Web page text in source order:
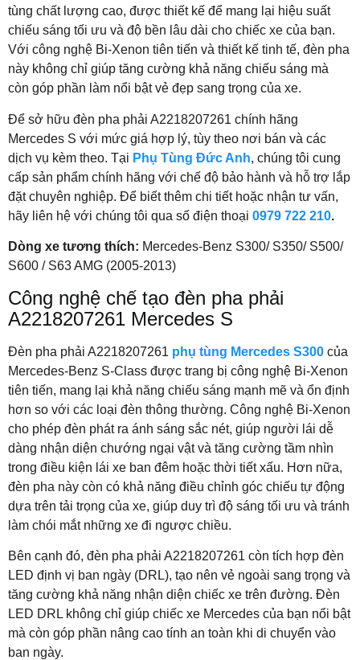
tùng chất lượng cao, được thiết kế để mang lại hiệu suất
chiếu sáng tối ưu và độ bền lâu dài cho chiếc xe của bạn.
Với công nghệ Bi-Xenon tiên tiến và thiết kế tinh tế, đèn pha
này không chỉ giúp tăng cường khả năng chiếu sáng mà
còn góp phần làm nổi bật vẻ đẹp sang trọng của xe.
Để sở hữu đèn pha phải A2218207261 chính hãng
Mercedes S với mức giá hợp lý, tùy theo nơi bán và các
dịch vụ kèm theo. Tại Phụ Tùng Đức Anh, chúng tôi cung
cấp sản phẩm chính hãng với chế độ bảo hành và hỗ trợ lắp
đặt chuyên nghiệp. Để biết thêm chi tiết hoặc nhận tư vấn,
hãy liên hệ với chúng tôi qua số điện thoại 0979 722 210.
Dòng xe tương thích: Mercedes-Benz S300/ S350/ S500/
S600 / S63 AMG (2005-2013)
Công nghệ chế tạo đèn pha phải
A2218207261 Mercedes S
Đèn pha phải A2218207261 phụ tùng Mercedes S300 của
Mercedes-Benz S-Class được trang bị công nghệ Bi-Xenon
tiên tiến, mang lại khả năng chiếu sáng mạnh mẽ và ổn định
hơn so với các loại đèn thông thường. Công nghệ Bi-Xenon
cho phép đèn phát ra ánh sáng sắc nét, giúp người lái dễ
dàng nhận diện chướng ngại vật và tăng cường tầm nhìn
trong điều kiện lái xe ban đêm hoặc thời tiết xấu. Hơn nữa,
đèn pha này còn có khả năng điều chỉnh góc chiếu tự động
dựa trên tải trọng của xe, giúp duy trì độ sáng tối ưu và tránh
làm chói mắt những xe đi ngược chiều.
Bên cạnh đó, đèn pha phải A2218207261 còn tích hợp đèn
LED định vị ban ngày (DRL), tạo nên vẻ ngoài sang trọng và
tăng cường khả năng nhận diện chiếc xe trên đường. Đèn
LED DRL không chỉ giúp chiếc xe Mercedes của bạn nổi bật
mà còn góp phần nâng cao tính an toàn khi di chuyển vào
ban ngày.